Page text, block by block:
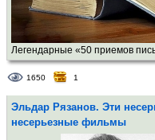
Легендарные «50 приемов
написанные Роем Питером
Peter Clark], и переведенные
с разрешения Института
[The Poynter Institute, USA].
применяйте на практике и
1650 1
Эльдар Рязанов. Эти
несерьезные фильмы